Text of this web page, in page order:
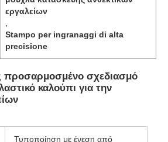
εργαλείων
Stampo per ingranaggi di alta
precisione
προσαρμοσμένο σχεδιασμό
καλούπι για την
Τυποποίηση με ένεση από